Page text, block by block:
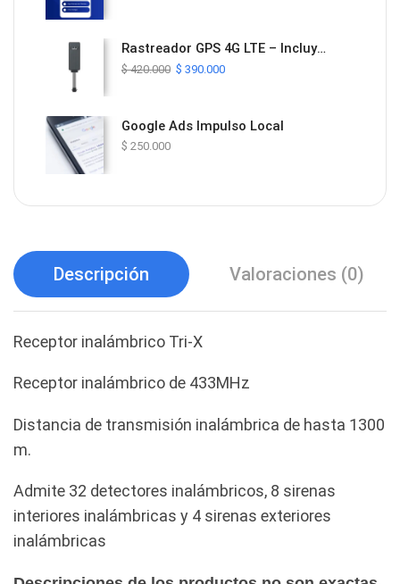
Rastreador GPS 4G LTE – Incluye Plan de Datos y Plataforma ProTrack por 1 Año
$420.000 $ 390.000
Google Ads Impulso Local
$ 250.000
Descripción Valoraciones (0)
Receptor inalámbrico Tri-X
Receptor inalámbrico de 433MHz
Distancia de transmisión inalámbrica de hasta 1300
m.
Admite 32 detectores inalámbricos, 8 sirenas
interiores inalámbricas y 4 sirenas exteriores
inalámbricas